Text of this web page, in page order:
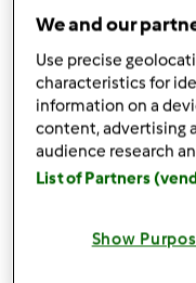
1płaska
30gświeżych
3/4szklanki
3/4szklanki
1łyżeczkicukru
2łyżki oliwy
We and our
Use precise
characteristics for
information on a
content, advertising
audience research
List of Partners
Show